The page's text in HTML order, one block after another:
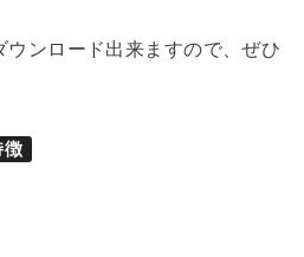
ンロード出来ますので、ぜひ
徴